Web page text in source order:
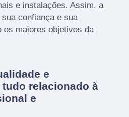
e instalações. Assim, a
confiança e sua
os maiores objetivos da
e
relacionado à
e